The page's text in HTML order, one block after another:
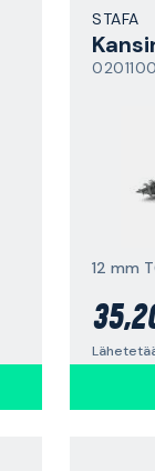
STAFA
12 mm